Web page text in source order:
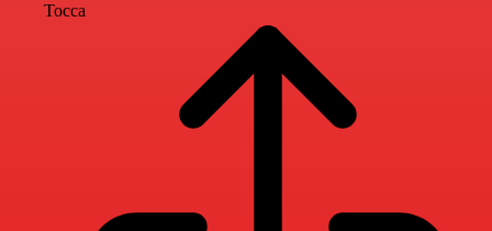
Tocca